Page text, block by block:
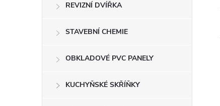
REVIZNÍ DVÍŘKA
STAVEBNÍ CHEMIE
OBKLADOVÉ PVC PANELY
KUCHYŇSKÉ SKŘÍŇKY